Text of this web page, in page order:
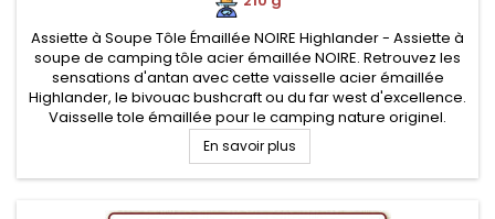
Assiette à Soupe Tôle Émaillée NOIRE Highlander - Assiette à
soupe de camping tôle acier émaillée NOIRE. Retrouvez les
sensations d'antan avec cette vaisselle acier émaillée
Highlander, le bivouac bushcraft ou du far west d'excellence.
Vaisselle tole émaillée pour le camping nature originel.
Robustesse et facilité de nettoyage
En savoir plus